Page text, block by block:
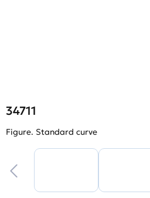
34711
Figure. Standard curve